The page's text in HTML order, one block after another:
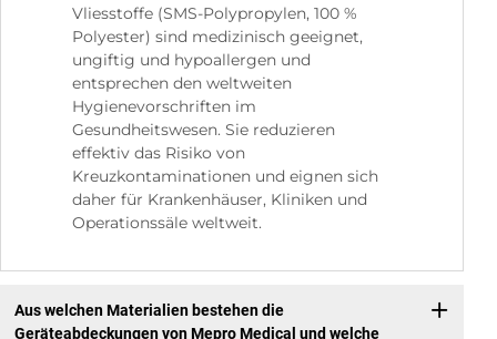
Vliesstoffe (SMS-Polypropylen, 100 %
Polyester) sind medizinisch geeignet,
ungiftig und hypoallergen und
entsprechen den weltweiten
Hygienevorschriften im
Gesundheitswesen. Sie reduzieren
effektiv das Risiko von
Kreuzkontaminationen und eignen sich
daher für Krankenhäuser, Kliniken und
Operationssäle weltweit.
Aus welchen Materialien bestehen die
Geräteabdeckungen von Mepro Medical und welche